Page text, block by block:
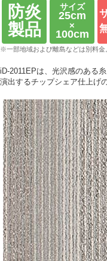
防炎
製品
サイズ
25cm
×
100cm
※一部地域および離島などは別料金
iD-2011EPは、光沢感のある
演出するチップシェア仕上げ